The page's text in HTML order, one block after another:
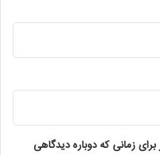
زمانی که دوباره دیدگاهی